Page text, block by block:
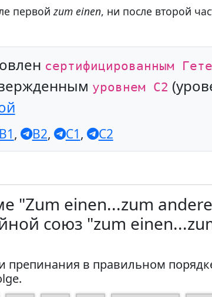
первойzum einen, ни после второй
сертифицированным Гете
уровнем С2
, B2, C1, C2
"Zum einen...zum
союз "zum
препинания в правильном